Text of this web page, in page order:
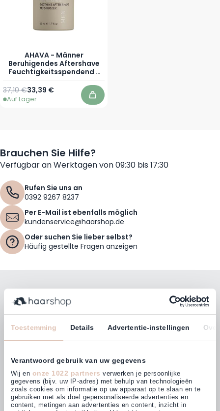
Toestemming Details Advertentie-instellingen Over
Verantwoord gebruik van uw gegevens
Wij en onze 1022 partners verwerken je persoonlijke
gegevens (bijv. uw IP-adres) met behulp van technologieën
zoals cookies om informatie op uw apparaat op te slaan en te
gebruiken met als doel gepersonaliseerde advertenties en
content, metingen aan advertenties en content, inzicht in
AHAVA - Männer
Beruhigendes Aftershave
Feuchtigkeitsspendend -
Sonderpreis
33,39 €
Regulärer Preis
37,10 €
Auf Lager In den Warenkorb
Brauchen Sie Hilfe?
Verfügbar an Werktagen von 09:30 bis 17:30
Rufen Sie uns an
0392 9267 8237
Per E-Mail ist ebenfalls möglich
kundenservice@haarshop.de
Oder suchen Sie lieber selbst?
Häufig gestellte Fragen anzeigen
Bleiben Sie mit unserem Newsletter auf dem
Laufenden!
E-Mailadresse
Abonnieren
Kunden bewerten uns mit